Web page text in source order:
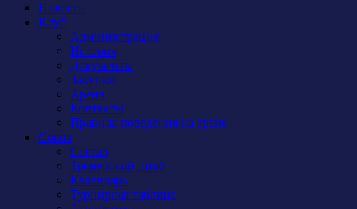
Новости
Клуб
Администрация
История
Документы
Закупки
Арена
Контакты
Правила поведения на арене
Сокол
Состав
Тренерский штаб
Календарь
Турнирная таблица